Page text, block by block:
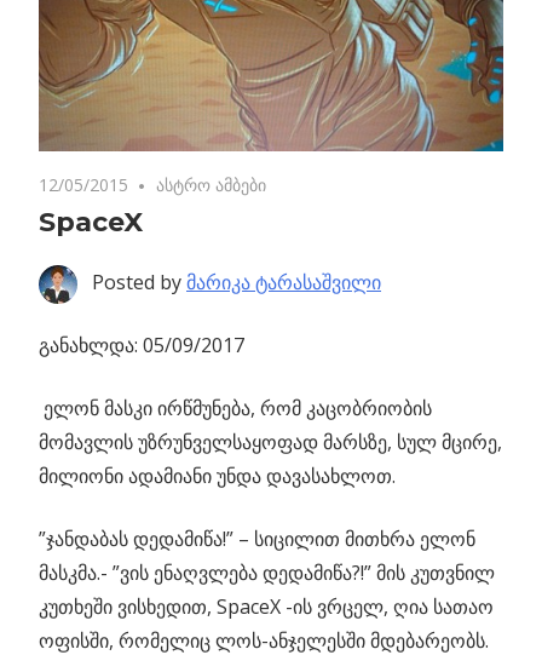
12/05/2015 2 comments
ასტრო ამბები
SpaceX
Posted byმარიკა ტარასაშვილი
განახლდა: 05/09/2017
ელონ მასკი ირწმუნება, რომ კაცობრიობის
მომავლის უზრუნველსაყოფად მარსზე, სულ მცირე,
მილიონი ადამიანი უნდა დავასახლოთ.
”ჯანდაბას დედამიწა!” – სიცილით მითხრა ელონ
მასკმა.- ”ვის ენაღვლება დედამიწა?!” მის კუთვნილ
კუთხეში ვისხედით, SpaceX -ის ვრცელ, ღია სათაო
ოფისში, რომელიც ლოს-ანჯელესში მდებარეობს.